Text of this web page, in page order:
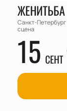
ЖЕНИТЬБА
Санкт-Петербург
сцена
15 СЕНТ